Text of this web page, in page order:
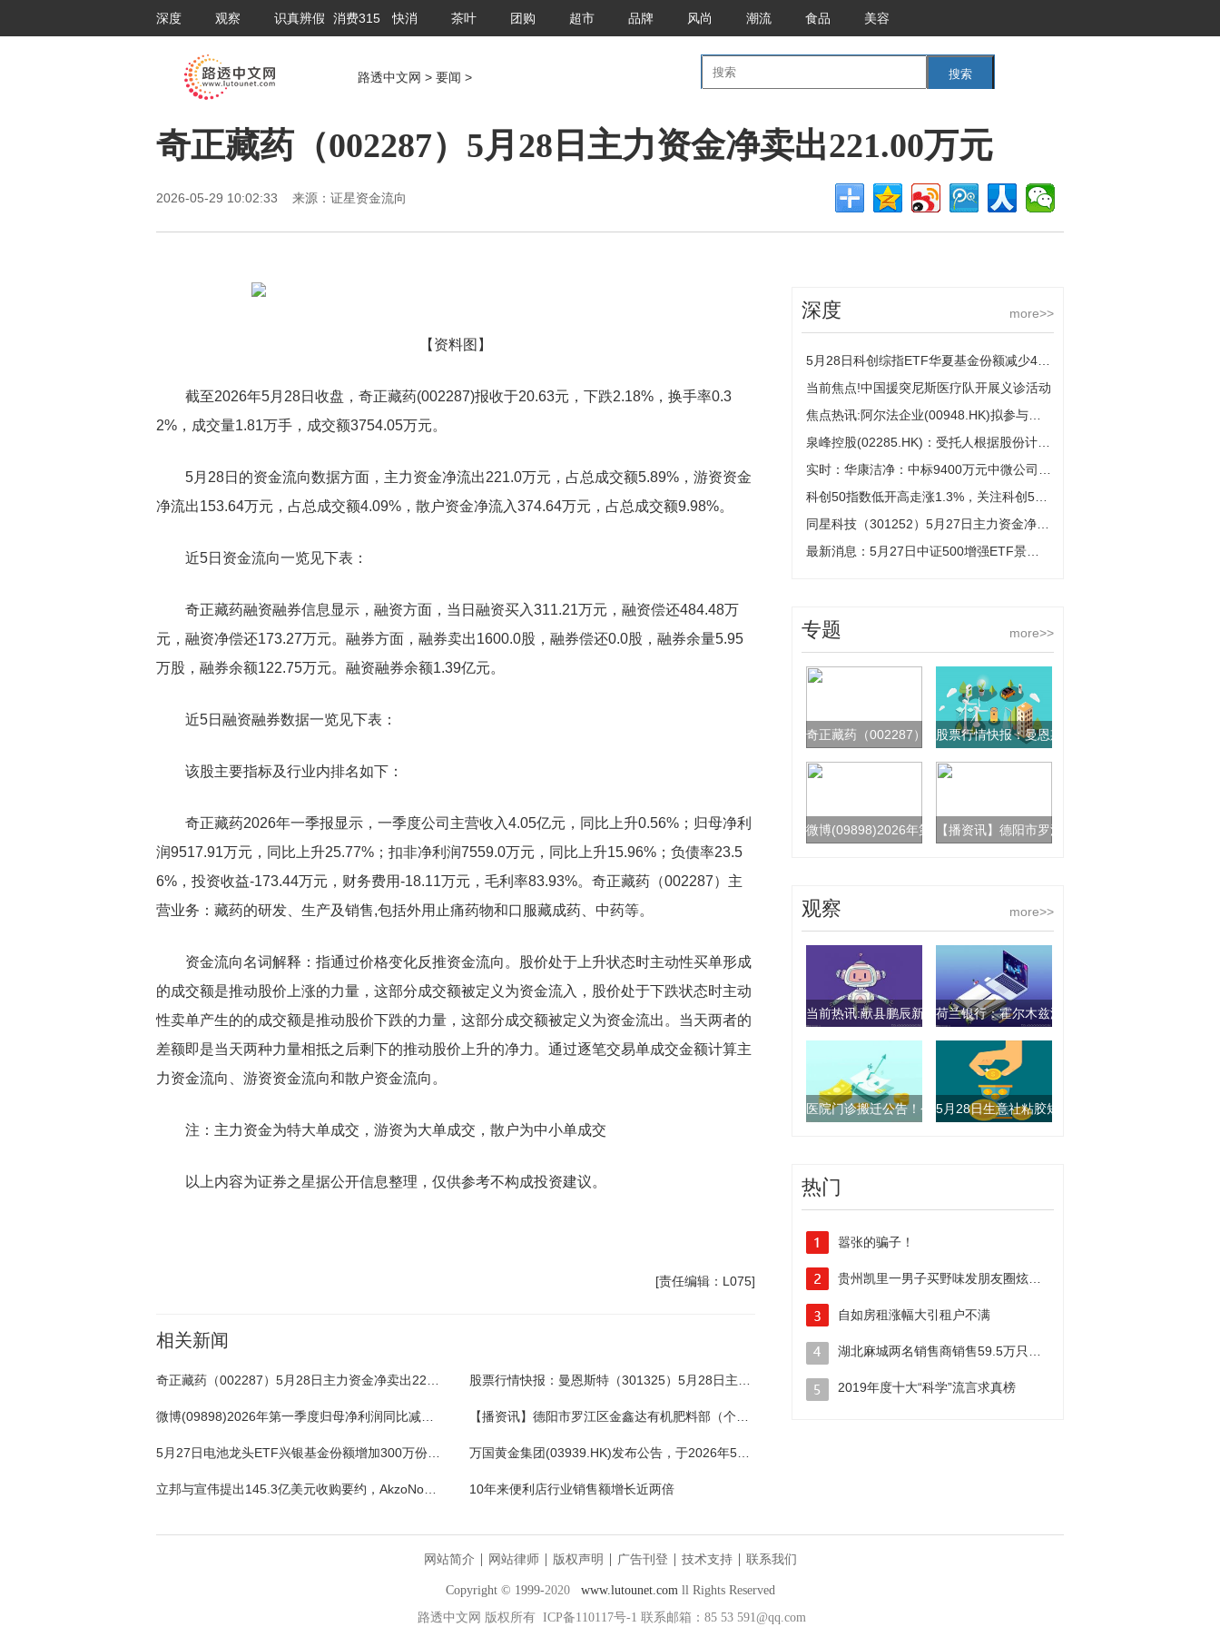
深度 观察 识真辨假 消费315 快消 茶叶 团购 超市 品牌 风尚 潮流 食品 美容
路透中文网 > 要闻 > 搜索
奇正藏药（002287）5月28日主力资金净卖出221.00万元
2026-05-29 10:02:33 来源：证星资金流向
【资料图】
截至2026年5月28日收盘，奇正藏药(002287)报收于20.63元，下跌2.18%，换手率0.3
2%，成交量1.81万手，成交额3754.05万元。
5月28日的资金流向数据方面，主力资金净流出221.0万元，占总成交额5.89%，游资资金
净流出153.64万元，占总成交额4.09%，散户资金净流入374.64万元，占总成交额9.98%。
近5日资金流向一览见下表：
奇正藏药融资融券信息显示，融资方面，当日融资买入311.21万元，融资偿还484.48万
元，融资净偿还173.27万元。融券方面，融券卖出1600.0股，融券偿还0.0股，融券余量5.95
万股，融券余额122.75万元。融资融券余额1.39亿元。
近5日融资融券数据一览见下表：
该股主要指标及行业内排名如下：
奇正藏药2026年一季报显示，一季度公司主营收入4.05亿元，同比上升0.56%；归母净利
润9517.91万元，同比上升25.77%；扣非净利润7559.0万元，同比上升15.96%；负债率23.5
6%，投资收益-173.44万元，财务费用-18.11万元，毛利率83.93%。奇正藏药（002287）主
营业务：藏药的研发、生产及销售,包括外用止痛药物和口服藏成药、中药等。
资金流向名词解释：指通过价格变化反推资金流向。股价处于上升状态时主动性买单形成
的成交额是推动股价上涨的力量，这部分成交额被定义为资金流入，股价处于下跌状态时主动
性卖单产生的的成交额是推动股价下跌的力量，这部分成交额被定义为资金流出。当天两者的
差额即是当天两种力量相抵之后剩下的推动股价上升的净力。通过逐笔交易单成交金额计算主
力资金流向、游资资金流向和散户资金流向。
注：主力资金为特大单成交，游资为大单成交，散户为中小单成交
以上内容为证券之星据公开信息整理，仅供参考不构成投资建议。
[责任编辑：L075]
相关新闻
10年来便利店行业销售额增长近两倍
more>>
深度
当前焦点!中国援突尼斯医疗队开展义诊活动
more>>
专题
奇正藏药（002287）5月28日主力资金净卖出221.00万元
股票行情快报：曼恩斯特（301325）5月28日主
微博(09898)2026年第一季度归母净利润同比减少67.55% 调整后每股收
【播资讯】德阳市罗江区金鑫达有机肥料部（个
more>>
观察
当前热讯:献县鹏辰新型建材有限公司成立 注册资本50万人民币
荷兰银行：霍尔木兹海峡局势扰动欧元/美元 短期
医院门诊搬迁公告！今天起，启动试运行-快资讯
5月28日生意社粘胶短纤1.2D基准价为14060.00
热门
嚣张的骗子！
电信诈骗黑手伸向线上新学期
自如房租涨幅大引租户不满
二房东”吃相真难看！
2019年度十大“科学”流言求真榜
网站简介 网站律师 版权声明 广告刊登 技术支持 联系我们
Copyright © 1999-2020 www.lutounet.com ll Rights Reserved
路透中文网 版权所有 ICP备110117号-1 联系邮箱：85 53 591@qq.com